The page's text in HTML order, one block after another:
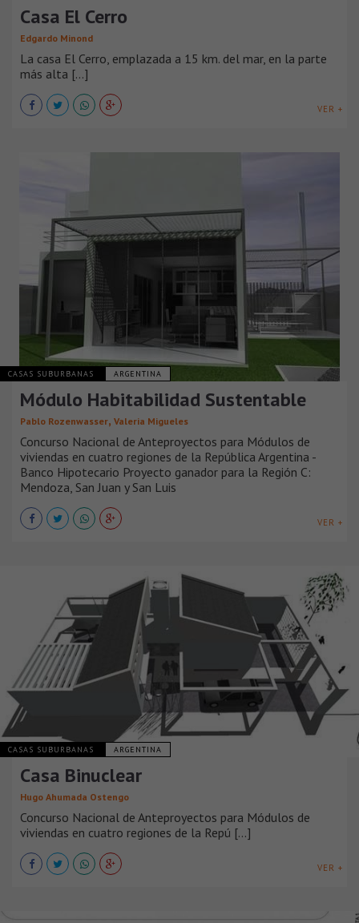
Casa El Cerro
Edgardo Minond
La casa El Cerro, emplazada a 15 km. del mar, en la parte
más alta [...]
VER +
CASAS SUBURBANAS ARGENTINA
Módulo Habitabilidad Sustentable
Pablo Rozenwasser, Valeria Migueles
Concurso Nacional de Anteproyectos para Módulos de
viviendas en cuatro regiones de la República Argentina -
Banco Hipotecario Proyecto ganador para la Región C:
Mendoza, San Juan y San Luis
VER +
CASAS SUBURBANAS ARGENTINA
Casa Binuclear
Hugo Ahumada Ostengo
Concurso Nacional de Anteproyectos para Módulos de
viviendas en cuatro regiones de la Repú [...]
VER +